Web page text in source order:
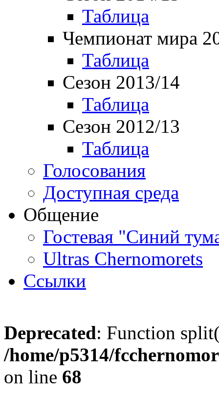
Таблица
Чемпионат мира
Таблица
Сезон 2013/14
Таблица
Сезон 2012/13
Таблица
Голосования
Доступная среда
Общение
Гостевая "Синий
Ultras Chernomorets
Ссылки
Deprecated: Function
/home/p5314/
on line 68